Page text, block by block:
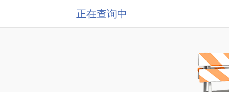
正在查询中